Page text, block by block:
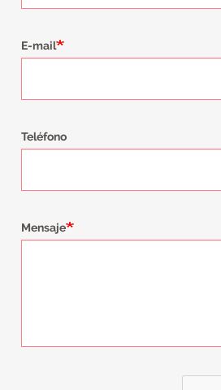
E-mail
Teléfono
Mensaje